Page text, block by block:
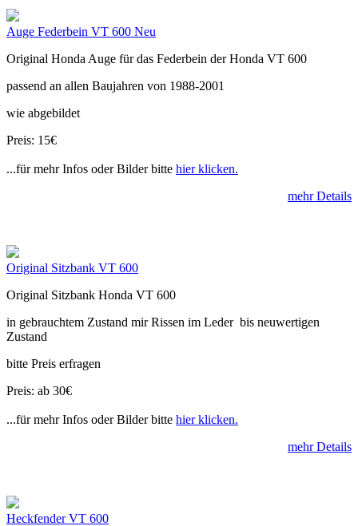
Auge Federbein VT 600 Neu
Original Honda Auge für das Federbein der Honda VT 600
passend an allen Baujahren von 1988-2001
wie abgebildet
Preis: 15€
...für mehr Infos oder Bilder bitte hier klicken.
mehr Details
Original Sitzbank VT 600
Original Sitzbank Honda VT 600
in gebrauchtem Zustand mir Rissen im Leder bis neuwertigen
Zustand
bitte Preis erfragen
Preis: ab 30€
...für mehr Infos oder Bilder bitte hier klicken.
mehr Details
Heckfender VT 600